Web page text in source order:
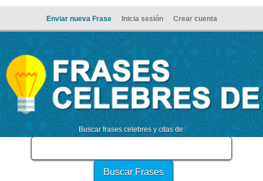
Enviar nueva Frase Inicia sesión Crear cuenta
Buscar frases celebres y citas de: